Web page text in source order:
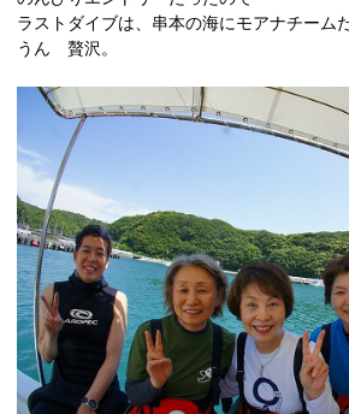
ラストダイブは、串本の海にモアナチーム
うん 贅沢。